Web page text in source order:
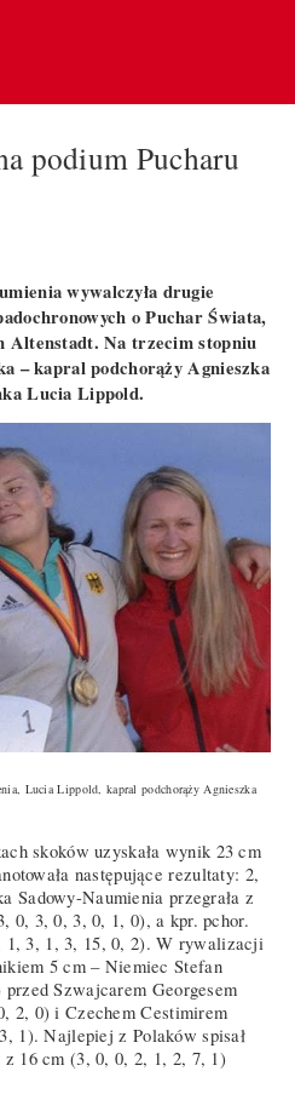
podium Pucharu
wywalczyła drugie
o Puchar Świata,
Altenstadt. Na trzecim stopniu
– kapral podchorąży Agnieszka
Lucia Lippold.
Lucia Lippold, kapral podchorąży Agnieszka
skoków uzyskała wynik 23 cm
następujące rezultaty: 2,
Sadowy-Naumienia przegrała z
0, 3, 0, 3, 0, 1, 0), a kpr. pchor.
1, 3, 1, 3, 15, 0, 2). W rywalizacji
5 cm – Niemiec Stefan
Szwajcarem Georgesem
2, 0) i Czechem Cestimirem
1). Najlepiej z Polaków spisał
16 cm (3, 0, 0, 2, 1, 2, 7, 1)